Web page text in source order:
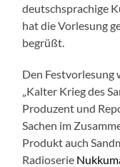
deutschsprachige
hat die Vorlesung
begrüßt.
Den Festvorlesung
„Kalter Krieg des
Produzent und
Sachen im
Produkt auch
Radioserie